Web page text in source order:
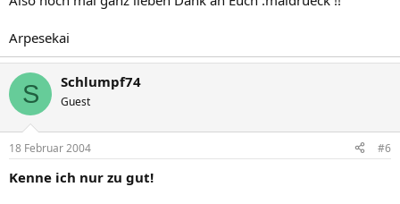
Arpesekai
S Schlumpf74
Guest
18 Februar 2004 #6
Kenne ich nur zu gut!